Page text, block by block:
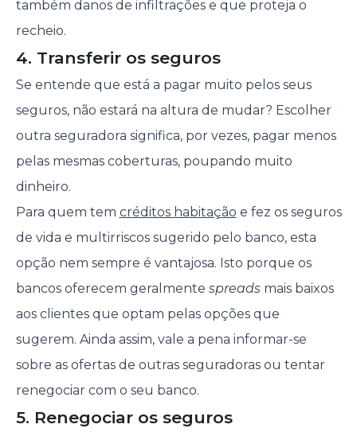
também danos de infiltrações e que proteja o
recheio.
4. Transferir os seguros
Se entende que está a pagar muito pelos seus
seguros, não estará na altura de mudar? Escolher
outra seguradora significa, por vezes, pagar menos
pelas mesmas coberturas, poupando muito
dinheiro.
Para quem tem créditos habitação e fez os seguros
de vida e multirriscos sugerido pelo banco, esta
opção nem sempre é vantajosa. Isto porque os
bancos oferecem geralmente spreadsmais baixos
aos clientes que optam pelas opções que
sugerem. Ainda assim, vale a pena informar-se
sobre as ofertas de outras seguradoras ou tentar
renegociar com o seu banco.
5. Renegociar os seguros